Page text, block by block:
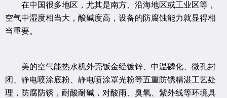
在中国很多地区，尤其是南方、沿海地区或工业区等，
空气中湿度相当大，酸碱度高，设备的防腐蚀能力就显得相
当重要。
美的空气能热水机外壳钣金经镀锌、中温磷化、微孔封
闭、静电喷涂底粉、静电喷涂罩光粉等五重防锈精湛工艺处
理，防腐防锈，耐酸耐碱，对酸雨、臭氧、紫外线等环境具